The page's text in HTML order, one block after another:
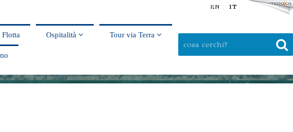
EN IT
Flotta Ospitalità Tour via Terra